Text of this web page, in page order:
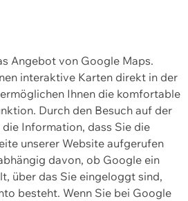
Angebot von Google Maps.
interaktive Karten direkt in der
Ihnen die komfortable
Durch den Besuch auf der
Information, dass Sie die
unserer Website aufgerufen
davon, ob Google ein
über das Sie eingeloggt sind,
besteht. Wenn Sie bei Google